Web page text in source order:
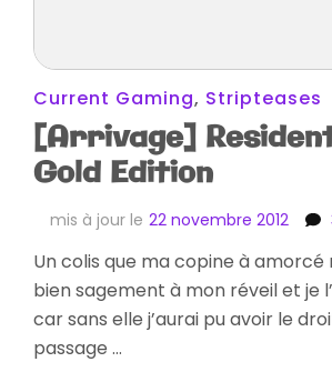
Current Gaming, Stripteases
[Arrivage]
Gold Edition
mis à jour le 22 novembre 2012
Un colis que ma copine à amorcé
bien sagement à mon réveil et je
car sans elle j’aurai pu avoir le
passage …